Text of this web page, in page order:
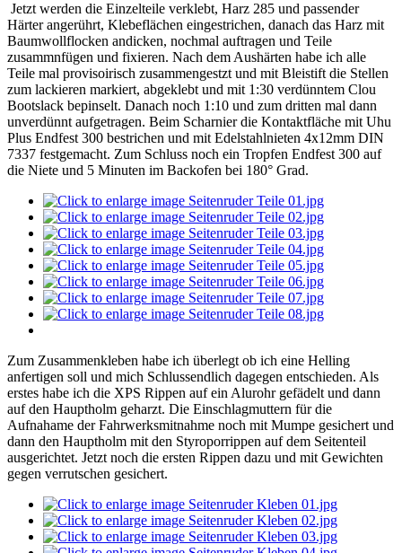
Jetzt werden die Einzelteile verklebt, Harz 285 und passender
Härter angerührt, Klebeflächen eingestrichen, danach das Harz mit
Baumwollflocken andicken, nochmal auftragen und Teile
zusammnfügen und fixieren. Nach dem Aushärten habe ich alle
Teile mal provisoirisch zusammengestzt und mit Bleistift die Stellen
zum lackieren markiert, abgeklebt und mit 1:30 verdünntem Clou
Bootslack bepinselt. Danach noch 1:10 und zum dritten mal dann
unverdünnt aufgetragen. Beim Scharnier die Kontaktfläche mit Uhu
Plus Endfest 300 bestrichen und mit Edelstahlnieten 4x12mm DIN
7337 festgemacht. Zum Schluss noch ein Tropfen Endfest 300 auf
die Niete und 5 Minuten im Backofen bei 180° Grad.
Zum Zusammenkleben habe ich überlegt ob ich eine Helling
anfertigen soll und mich Schlussendlich dagegen entschieden. Als
erstes habe ich die XPS Rippen auf ein Alurohr gefädelt und dann
auf den Hauptholm geharzt. Die Einschlagmuttern für die
Aufnahame der Fahrwerksmitnahme noch mit Mumpe gesichert und
dann den Hauptholm mit den Styroporrippen auf dem Seitenteil
ausgerichtet. Jetzt noch die ersten Rippen dazu und mit Gewichten
gegen verrutschen gesichert.